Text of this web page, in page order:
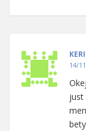
KERI
14/
just